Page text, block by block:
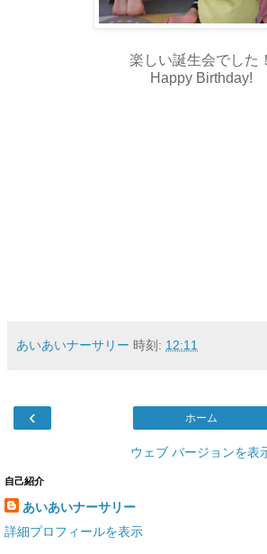
楽しい誕生会でした！
Happy Birthday!
あいあいナーサリー 時刻: 12:11
‹ ホーム
ウェブ バージョンを表
自己紹介
あいあいナーサリー
詳細プロフィールを表示